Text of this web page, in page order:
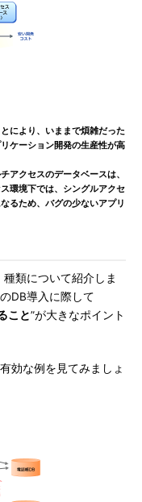
により、いままで煩雑だった
ケーション開発の生産性が高
アクセスのデータベースは、
環境下では、シングルアクセ
るため、バグの少ないアプリ
類について紹介しま
DB導入に際して
こと”が大きなポイント
効な例を見てみましょ